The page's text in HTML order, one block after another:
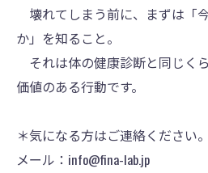
壊れてしまう前に、まずは「
か」を知ること。
それは体の健康診断と同じく
価値のある行動です。
＊気になる方はご連絡ください。
メール：info@fina-lab.jp